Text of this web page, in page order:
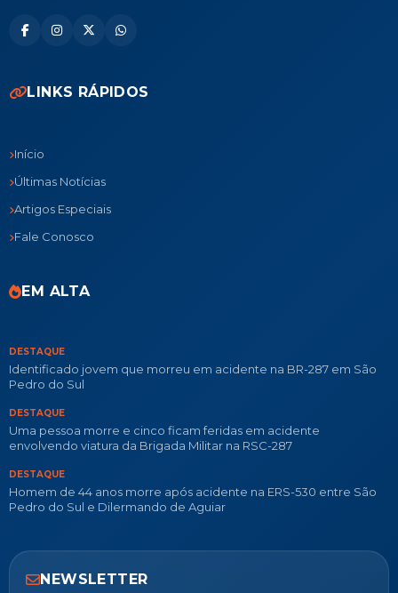
LINKS RÁPIDOS
Início
Últimas Notícias
Artigos Especiais
Fale Conosco
EM ALTA
DESTAQUE
Identificado jovem que morreu em acidente na BR-287 em São
Pedro do Sul
DESTAQUE
Uma pessoa morre e cinco ficam feridas em acidente
envolvendo viatura da Brigada Militar na RSC-287
DESTAQUE
Homem de 44 anos morre após acidente na ERS-530 entre São
Pedro do Sul e Dilermando de Aguiar
NEWSLETTER